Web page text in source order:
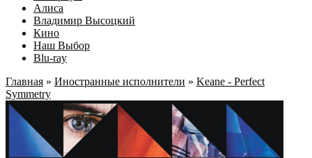
Алиса
Владимир Высоцкий
Кино
Наш Выбор
Blu-ray
Главная » Иностранные исполнители » Keane - Perfect
Symmetry